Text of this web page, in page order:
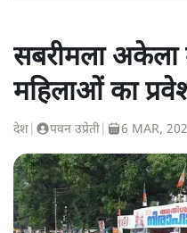
सबरीमला अकेला
महिलाओं का
देश पवन उप्रेती 6 MAR,